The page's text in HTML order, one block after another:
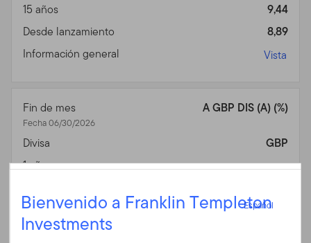
Iniciar sesión
15 años
9,44
Desde lanzamiento
8,89
Información general
Vista
Fin de mes
Fecha 06/30/2026
A GBP DIS (A) (%)
Divisa
GBP
1 año
—
5 años
10 años
Bienvenido a Franklin Templeton
Investments
Español